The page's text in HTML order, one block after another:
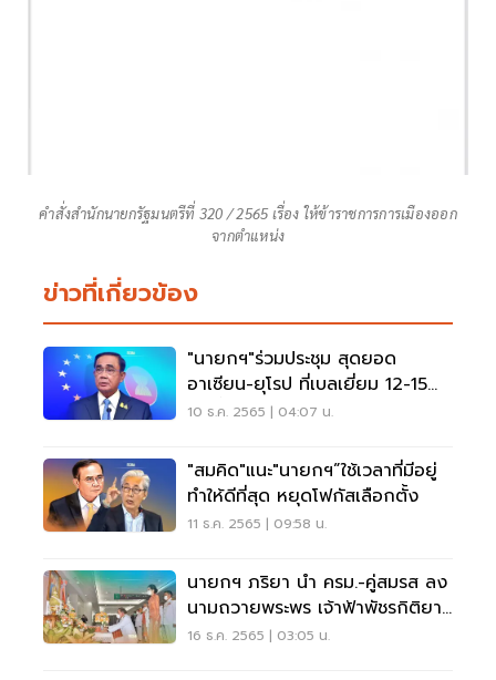
คำสั่งสำนักนายกรัฐมนตรีที่ 320 / 2565 เรื่อง ให้ข้าราชการการเมืองออก
จากตำแหน่ง
ข่าวที่เกี่ยวข้อง
"นายกฯ"ร่วมประชุม สุดยอด
อาเซียน-ยุโรป ที่เบลเยี่ยม 12-15
ธ.ค.นี้
10 ธ.ค. 2565 | 04:07 น.
"สมคิด"แนะ"นายกฯ”ใช้เวลาที่มีอยู่
ทำให้ดีที่สุด หยุดโฟกัสเลือกตั้ง
11 ธ.ค. 2565 | 09:58 น.
นายกฯ ภริยา นำ ครม.-คู่สมรส ลง
นามถวายพระพร เจ้าฟ้าพัชรกิติยา
ภา
16 ธ.ค. 2565 | 03:05 น.